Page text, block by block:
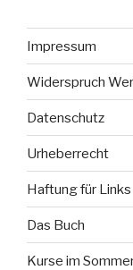
Impressum
Widerspruch
Datenschutz
Urheberrecht
Haftung für Links
Das Buch
Kurse im